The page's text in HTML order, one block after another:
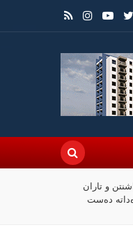
و تاران
دەست